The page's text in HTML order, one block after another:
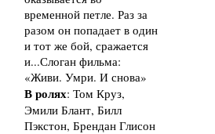
временной петле. Раз за
разом он попадает в один
и тот же бой, сражается
и...Слоган фильма:
«Живи. Умри. И снова»
В ролях: Том Круз,
Эмили Блант, Билл
Пэкстон, Брендан Глисон